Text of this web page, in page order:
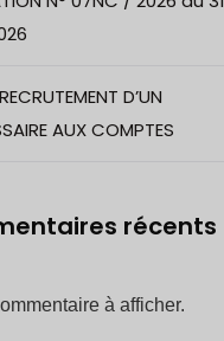
D’UN
AUX COMPTES
récents
à afficher.